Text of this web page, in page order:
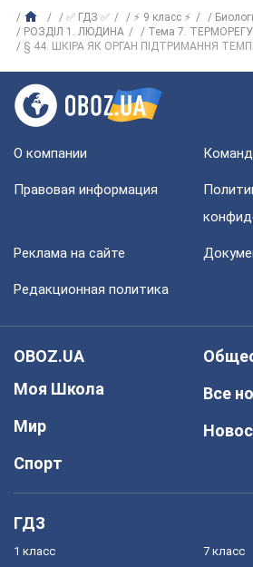
✅ ГДЗ ✅ ⚡ 9 класс ⚡
РОЗДІЛ 1. ЛЮДИНА
Тема 7.
§ 44. ШКІРА ЯК ОРГАН ПІДТРИМАННЯ
О компании
Правовая информация
Реклама на сайте
Редакционная политика
OBOZ.UA
Моя Школа
Мир
Спорт
Все
ГДЗ
1 класс 7 класс